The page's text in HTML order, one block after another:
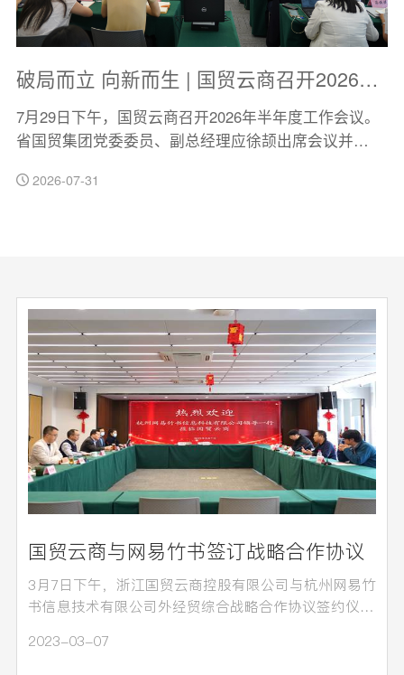
破局而立 向新而生 | 国贸云商召开2026年半年度工作会议暨“十五五”战略研讨会
7月29日下午，国贸云商召开2026年半年度工作会议。
省国贸集团党委委员、副总经理应徐颉出席会议并…
2026-07-31
国贸云商与网易竹书签订战略合作协议
3月7日下午，浙江国贸云商控股有限公司与杭州网易竹
书信息技术有限公司外经贸综合战略合作协议签约仪式
2023-03-07